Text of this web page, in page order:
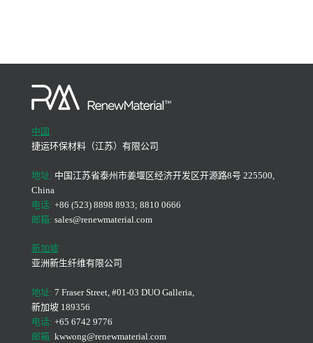
中国
捷运环保材料（江苏）有限公司
地址: 中国江苏省泰州市姜堰区经济开发区开源路8号 225500,
China
电话: +86 (523) 8898 8933; 8810 0666
邮箱: sales@renewmaterial.com
新加坡
亚洲新生纤维有限公司
地址: 7 Fraser Street, #01-03 DUO Galleria,
新加坡 189356
电话: +65 6742 9776
邮箱: kwwong@renewmaterial.com